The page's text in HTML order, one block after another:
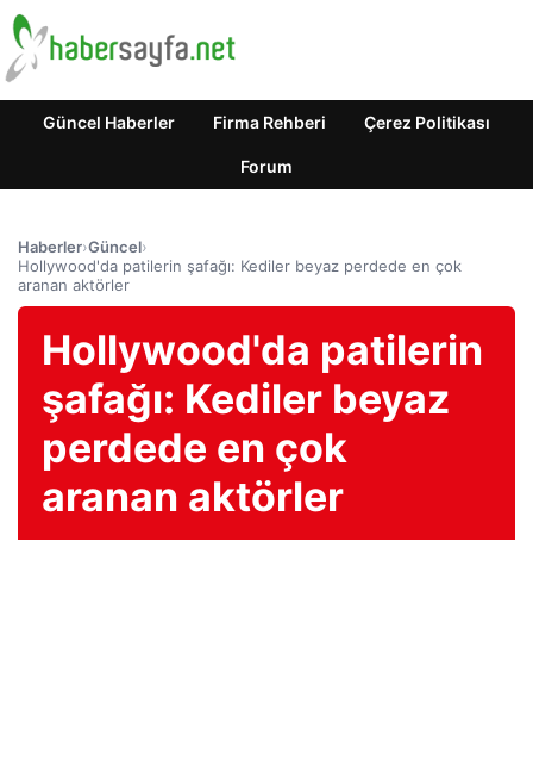
Güncel Haberler Firma Rehberi Çerez Politikası
Forum
Haberler›Güncel›
Hollywood'da patilerin şafağı: Kediler beyaz perdede en çok
aranan aktörler
Hollywood'da patilerin
şafağı: Kediler beyaz
perdede en çok
aranan aktörler